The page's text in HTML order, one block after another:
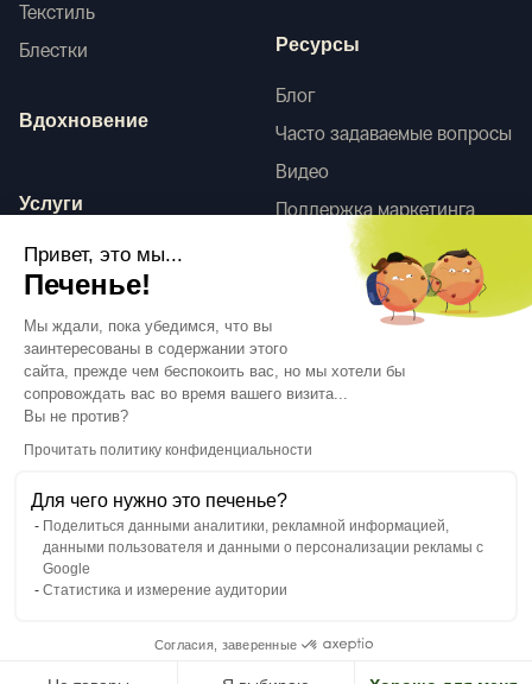
Следуйте за нами
Текстиль
Блестки
Вдохновение
Услуги
Услуги по оформлению
интерьера
Ресурсы
Блог
Часто задаваемые вопросы
Видео
Поддержка маркетинга
HD-сканы
Юридическая информацияПолитика конфиденциальности
Язык RU
Привет, это мы...
Печенье!
Мы ждали, пока убедимся, что вы
заинтересованы в содержании этого
сайта, прежде чем беспокоить вас, но мы хотели бы
сопровождать вас во время вашего визита...
Вы не против?
Прочитать политику конфиденциальности
Для чего нужно это печенье?
Поделиться данными аналитики, рекламной информацией,
данными пользователя и данными о персонализации рекламы с
Google
Статистика и измерение аудитории
Согласия, заверенные